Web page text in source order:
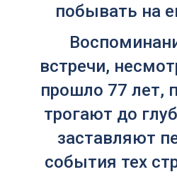
побывать на
встречи,
прошло 77 лет,
трогают до
заставляют
события тех